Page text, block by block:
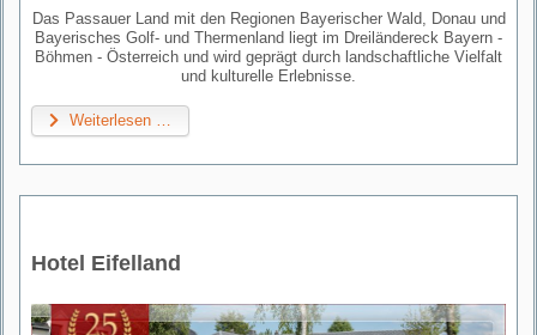
Das Passauer Land mit den Regionen Bayerischer Wald, Donau und
Bayerisches Golf- und Thermenland liegt im Dreiländereck Bayern -
Böhmen - Österreich und wird geprägt durch landschaftliche Vielfalt
und kulturelle Erlebnisse.
Weiterlesen …
Hotel Eifelland